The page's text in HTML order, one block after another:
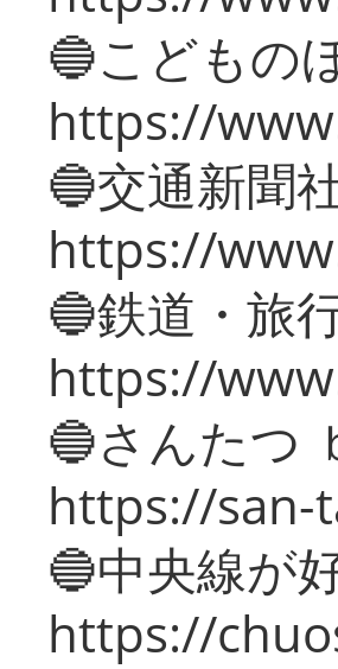
🔵こどもの
https://
🔵交通新聞
https://
🔵鉄道・旅
https://
🔵さんたつ
https://san-
🔵中央線が
https://